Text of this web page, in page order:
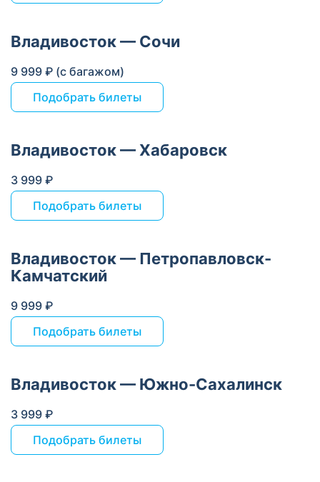
Владивосток — Сочи
9 999 ₽ (с багажом)
Подобрать билеты
Владивосток — Хабаровск
3 999 ₽
Подобрать билеты
Владивосток — Петропавловск-
Камчатский
9 999 ₽
Подобрать билеты
Владивосток — Южно-Сахалинск
3 999 ₽
Подобрать билеты